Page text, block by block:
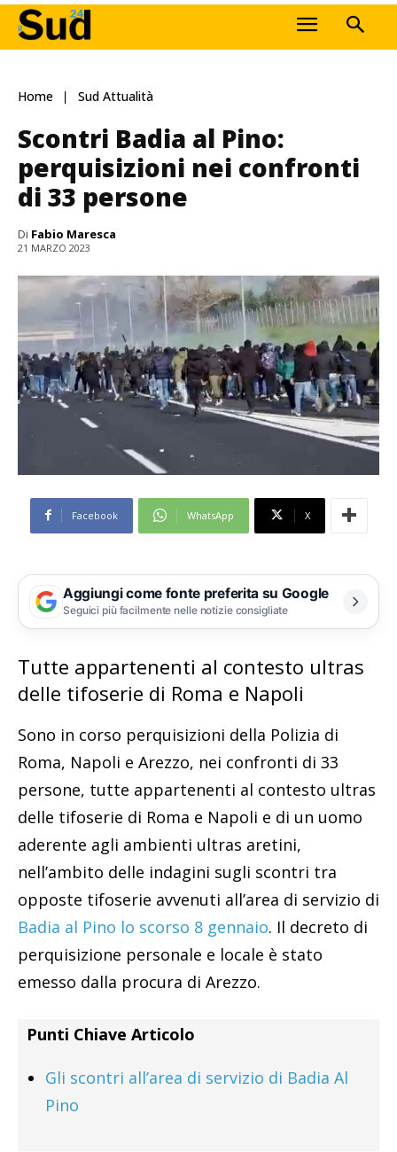
Home Sud Attualità
Scontri Badia al Pino:
perquisizioni nei confronti
di 33 persone
Di Fabio Maresca
21 MARZO 2023
Facebook WhatsApp X
Aggiungi come fonte preferita su Google
Seguici più facilmente nelle notizie consigliate
Tutte appartenenti al contesto ultras
delle tifoserie di Roma e Napoli
Sono in corso perquisizioni della Polizia di
Roma, Napoli e Arezzo, nei confronti di 33
persone, tutte appartenenti al contesto ultras
delle tifoserie di Roma e Napoli e di un uomo
aderente agli ambienti ultras aretini,
nell’ambito delle indagini sugli scontri tra
opposte tifoserie avvenuti all’area di servizio di
Badia al Pino lo scorso 8 gennaio. Il decreto di
perquisizione personale e locale è stato
emesso dalla procura di Arezzo.
Punti Chiave Articolo
Gli scontri all’area di servizio di Badia Al
Pino